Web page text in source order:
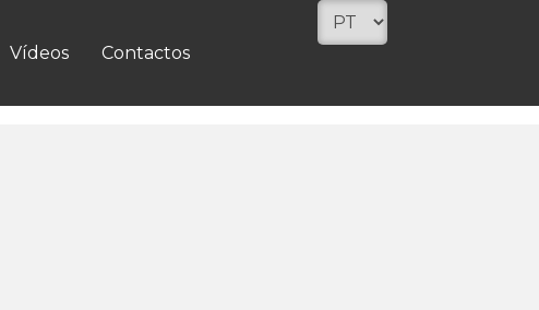
Vídeos Contactos